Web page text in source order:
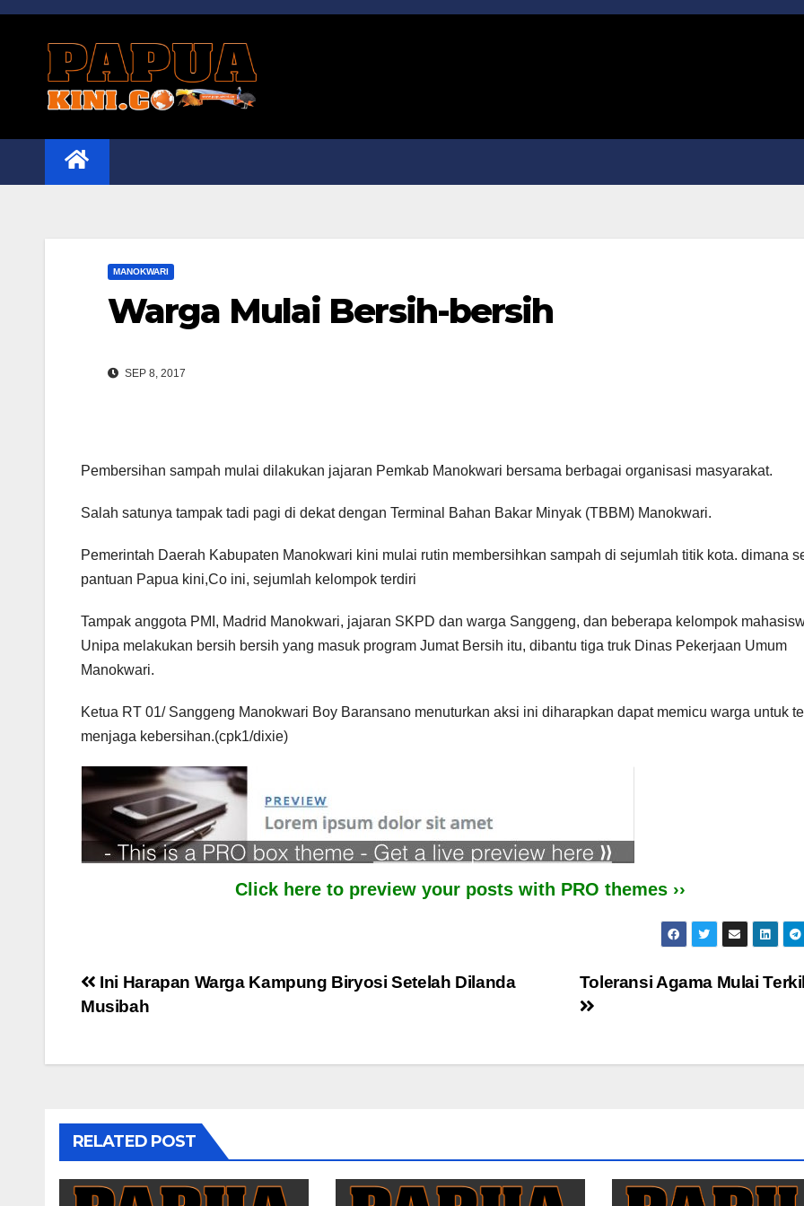
Skip
MANOKWARI
Warga Mulai Bersih-bersih
SEP 8, 2017
Pembersihan sampah mulai dilakukan jajaran Pemkab Manokwari bersama berbagai organisasi masyarakat.
Salah satunya tampak tadi pagi di dekat dengan Terminal Bahan Bakar Minyak (TBBM) Manokwari.
Pemerintah Daerah Kabupaten Manokwari kini mulai rutin membersihkan sampah di sejumlah titik kota. dimana
pantuan Papua kini,Co ini, sejumlah kelompok terdiri
Tampak anggota PMI, Madrid Manokwari, jajaran SKPD dan warga Sanggeng, dan beberapa kelompok
Unipa melakukan bersih bersih yang masuk program Jumat Bersih itu, dibantu tiga truk Dinas Pekerjaan Umum
Manokwari.
Ketua RT 01/ Sanggeng Manokwari Boy Baransano menuturkan aksi ini diharapkan dapat memicu warga untuk
menjaga kebersihan.(cpk1/dixie)
Click here to preview your posts with PRO themes ››
Post
Toleransi Agama Mulai
Ini Harapan Warga Kampung Biryosi Setelah Dilanda
Musibah
RELATED POST